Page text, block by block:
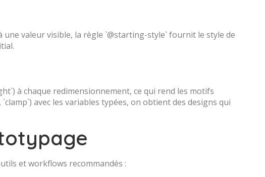
une valeur visible, la règle `@starting-style` fournit le style de
à chaque redimensionnement, ce qui rend les motifs
avec les variables typées, on obtient des designs qui
et workflows recommandés :